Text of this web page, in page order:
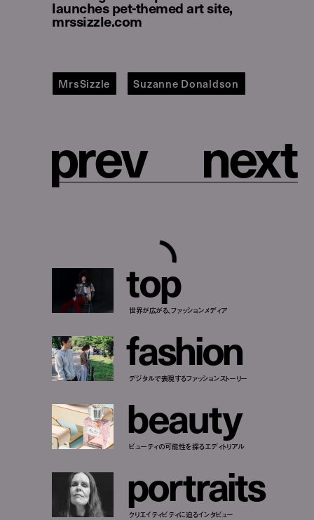
launches pet-themed art site,
mrssizzle.com
MrsSizzle Suzanne Donaldson
prev next
top
世界が広がる、ファッションメディア
fashion
デジタルで表現するファッションストーリー
beauty
ビューティの可能性を探るエディトリアル
portraits
クリエイティビティに迫るインタビュー